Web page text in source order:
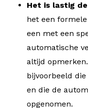
Het is lastig
het een
een met een
automatische
altijd
bijvoorbeeld
en die de
opgenomen.